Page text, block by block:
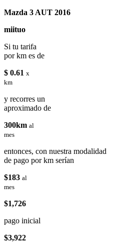
Mazda 3 AUT 2016
miituo
Si tu tarifa
por km es de
$ 0.61 x
km
y recorres un
aproximado de
300km al
mes
entonces, con nuestra modalidad
de pago por km serían
$183 al
mes
$1,726
pago inicial
$3,922